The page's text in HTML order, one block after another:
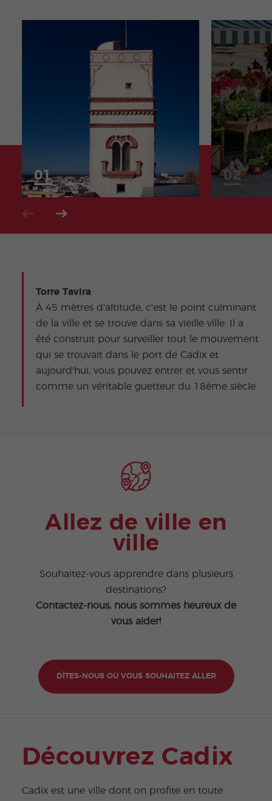
Torre Tavira
À 45 mètres d'altitude, c'est le point culminant
de la ville et se trouve dans sa vieille ville. Il a
été construit pour surveiller tout le mouvement
qui se trouvait dans le port de Cadix et
aujourd'hui, vous pouvez entrer et vous sentir
comme un véritable guetteur du 18ème siècle.
Allez de ville en
ville
Souhaitez-vous apprendre dans plusieurs
destinations?
Contactez-nous, nous sommes heureux de
vous aider!
DÎTES-NOUS OÙ VOUS SOUHAITEZ ALLER
Découvrez Cadix
Cadix est une ville dont on profite en toute